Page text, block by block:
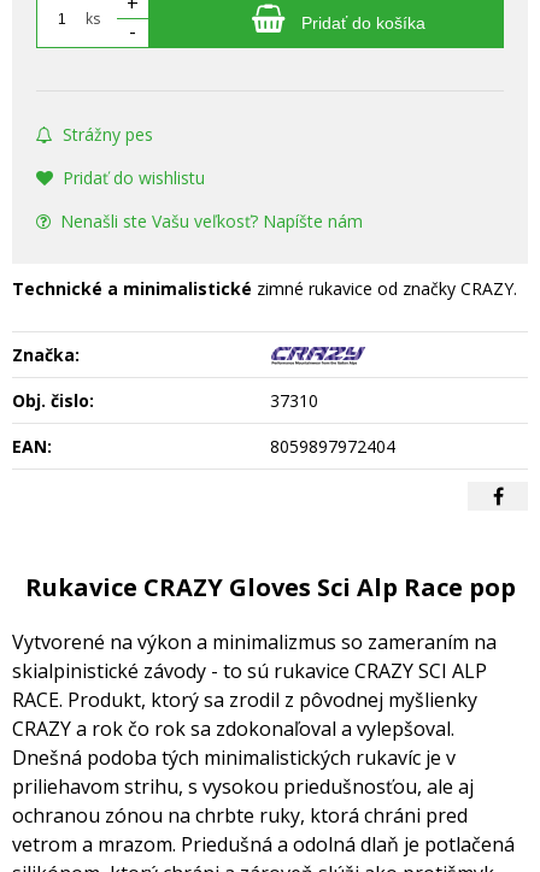
ks
-
Pridať do košíka
Strážny pes
Pridať do wishlistu
Nenašli ste Vašu veľkosť? Napíšte nám
Technické a minimalistické zimné rukavice od značky CRAZY.
Značka:
Obj. čislo:
37310
EAN:
8059897972404
Rukavice CRAZY Gloves Sci Alp Race pop
Vytvorené na výkon a minimalizmus so zameraním na
skialpinistické závody - to sú rukavice CRAZY SCI ALP
RACE. Produkt, ktorý sa zrodil z pôvodnej myšlienky
CRAZY a rok čo rok sa zdokonaľoval a vylepšoval.
Dnešná podoba tých minimalistických rukavíc je v
priliehavom strihu, s vysokou priedušnosťou, ale aj
ochranou zónou na chrbte ruky, ktorá chráni pred
vetrom a mrazom. Priedušná a odolná dlaň je potlačená